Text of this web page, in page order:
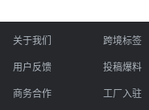
关于我们 跨境标签
用户反馈 投稿爆料
商务合作 工厂入驻